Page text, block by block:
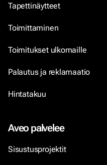
Tapettinäytteet
Toimittaminen
Toimitukset ulkomaille
Palautus ja reklamaatio
Hintatakuu
Aveo palvelee
Sisustusprojektit